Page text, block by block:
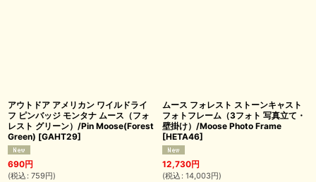
アウトドア アメリカン ワイルドライ
フ ピンバッジ モンタナ ムース（フォ
レスト グリーン）/Pin Moose(Forest
Green) [GAHT29]
690円
(税込 : 759円)
ムース フォレスト ストーンキャスト
フォトフレーム（3フォト 写真立て・
壁掛け）/Moose Photo Frame
[HETA46]
12,730円
(税込 : 14,003円)